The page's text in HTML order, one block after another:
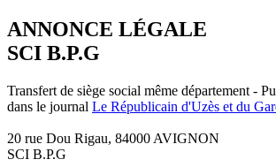
ANNONCE LÉGALE
SCI B.P.G
Transfert de siège social même département -
dans le journal Le Républicain d'Uzès et du
20 rue Dou Rigau, 84000 AVIGNON
SCI B.P.G